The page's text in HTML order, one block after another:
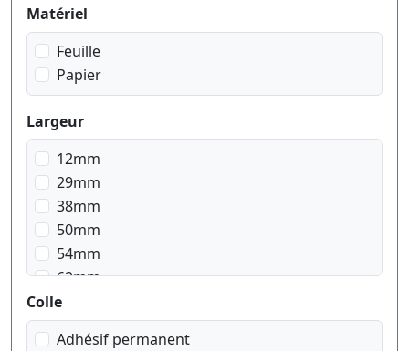
Matériel
Feuille
Papier
Largeur
12mm
29mm
38mm
50mm
54mm
62mm
Colle
Adhésif permanent